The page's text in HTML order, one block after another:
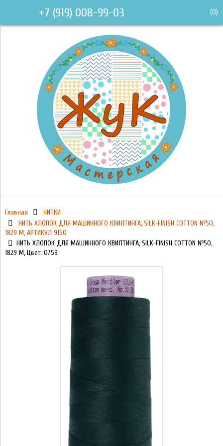
+7 (919) 008-99-03 (0)
Главная
НИТКИ
НИТЬ ХЛОПОК ДЛЯ МАШИННОГО КВИЛТИНГА, SILK-FINISH COTTON №50,
1829 М, АРТИКУЛ 9150
НИТЬ ХЛОПОК ДЛЯ МАШИННОГО КВИЛТИНГА, SILK-FINISH COTTON №50,
1829 М, Цвет: 0759